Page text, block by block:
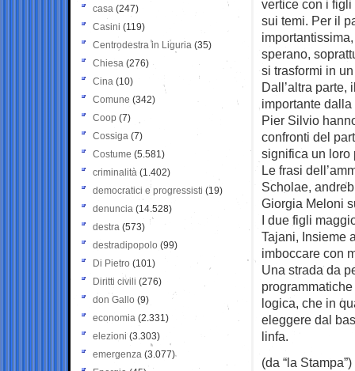
vertice con i
sui temi. Per il
sperano,
si trasformi in
Dall’altra parte,
importante
Pier Silvio
confronti del
significa un loro
Le frasi
Scholae,
Giorgia Meloni
I due figli
Tajani, Insieme
imboccare con
Una strada da
logica, che in
eleggere dal
linfa.
(da “la Stampa”)
casa (247)
Casini (119)
Centrodestra in Liguria (35)
Chiesa (276)
Cina (10)
Comune (342)
Coop (7)
Cossiga (7)
Costume (5.581)
criminalità (1.402)
democratici e progressisti (19)
denuncia (14.528)
destra (573)
destradipopolo (99)
Di Pietro (101)
Diritti civili (276)
don Gallo (9)
economia (2.331)
elezioni (3.303)
emergenza (3.077)